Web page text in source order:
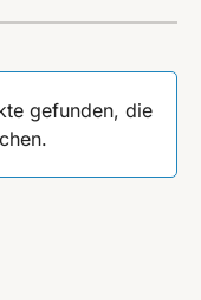
gefunden, die